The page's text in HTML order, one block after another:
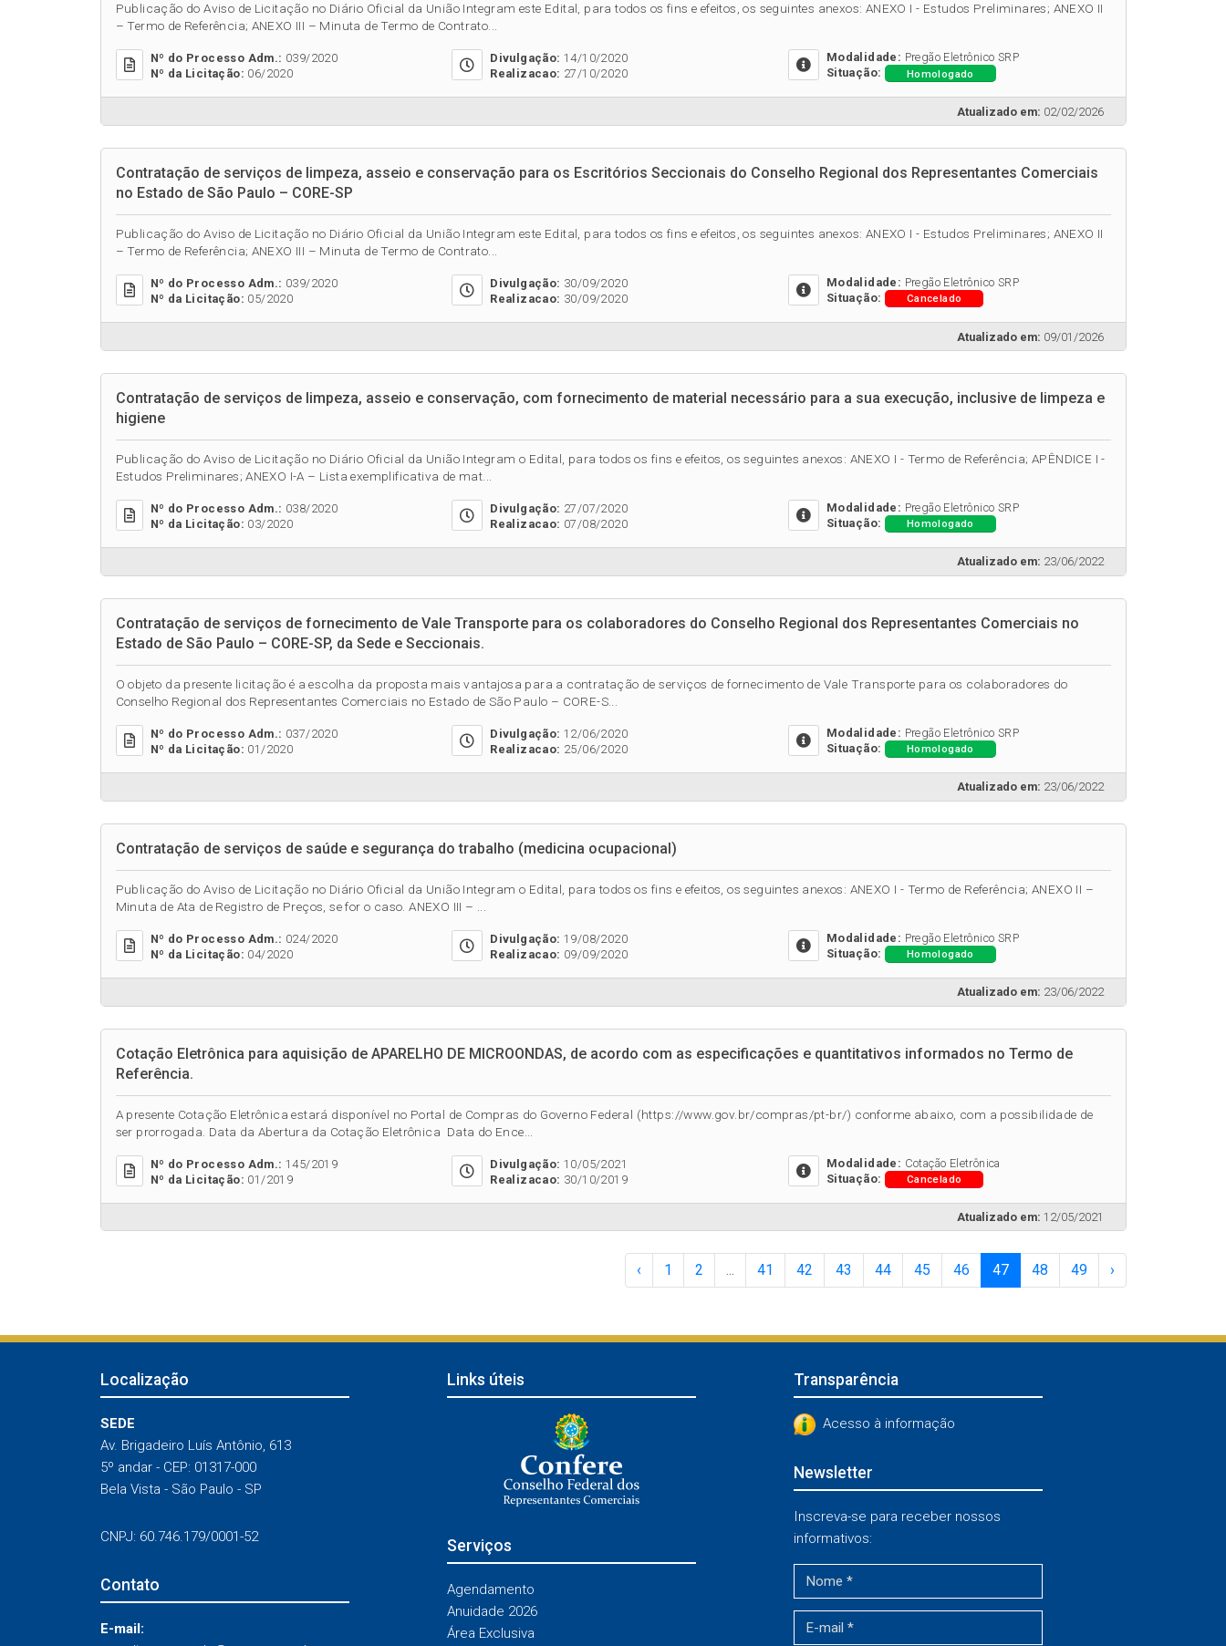
Publicação do Aviso de Licitação no Diário Oficial da União Integram este Edital, para todos os fins e efeitos, os seguintes anexos: ANEXO I - Estudos Preliminares; ANEXO II
– Termo de Referência; ANEXO III – Minuta de Termo de Contrato...
Nº do Processo Adm.: 039/2020
Nº da Licitação: 06/2020
Divulgação: 14/10/2020
Realizacao: 27/10/2020
Modalidade: Pregão Eletrônico SRP
Situação:
Homologado
Atualizado em: 02/02/2026
Contratação de serviços de limpeza, asseio e conservação para os Escritórios Seccionais do Conselho Regional dos Representantes Comerciais
no Estado de São Paulo – CORE-SP
Publicação do Aviso de Licitação no Diário Oficial da União Integram este Edital, para todos os fins e efeitos, os seguintes anexos: ANEXO I - Estudos Preliminares; ANEXO II
– Termo de Referência; ANEXO III – Minuta de Termo de Contrato...
Nº do Processo Adm.: 039/2020
Nº da Licitação: 05/2020
Divulgação: 30/09/2020
Realizacao: 30/09/2020
Modalidade: Pregão Eletrônico SRP
Situação:
Cancelado
Atualizado em: 09/01/2026
Contratação de serviços de limpeza, asseio e conservação, com fornecimento de material necessário para a sua execução, inclusive de limpeza e
higiene
Publicação do Aviso de Licitação no Diário Oficial da União Integram o Edital, para todos os fins e efeitos, os seguintes anexos: ANEXO I - Termo de Referência; APÊNDICE I -
Estudos Preliminares; ANEXO I-A – Lista exemplificativa de mat...
Nº do Processo Adm.: 038/2020
Nº da Licitação: 03/2020
Divulgação: 27/07/2020
Realizacao: 07/08/2020
Modalidade: Pregão Eletrônico SRP
Situação:
Homologado
Atualizado em: 23/06/2022
Contratação de serviços de fornecimento de Vale Transporte para os colaboradores do Conselho Regional dos Representantes Comerciais no
Estado de São Paulo – CORE-SP, da Sede e Seccionais.
O objeto da presente licitação é a escolha da proposta mais vantajosa para a contratação de serviços de fornecimento de Vale Transporte para os colaboradores do
Conselho Regional dos Representantes Comerciais no Estado de São Paulo – CORE-S...
Nº do Processo Adm.: 037/2020
Nº da Licitação: 01/2020
Divulgação: 12/06/2020
Realizacao: 25/06/2020
Modalidade: Pregão Eletrônico SRP
Situação:
Homologado
Atualizado em: 23/06/2022
Contratação de serviços de saúde e segurança do trabalho (medicina ocupacional)
Publicação do Aviso de Licitação no Diário Oficial da União Integram o Edital, para todos os fins e efeitos, os seguintes anexos: ANEXO I - Termo de Referência; ANEXO II –
Minuta de Ata de Registro de Preços, se for o caso. ANEXO III – ...
Nº do Processo Adm.: 024/2020
Nº da Licitação: 04/2020
Divulgação: 19/08/2020
Realizacao: 09/09/2020
Modalidade: Pregão Eletrônico SRP
Situação:
Homologado
Atualizado em: 23/06/2022
Cotação Eletrônica para aquisição de APARELHO DE MICROONDAS, de acordo com as especificações e quantitativos informados no Termo de
Referência.
A presente Cotação Eletrônica estará disponível no Portal de Compras do Governo Federal (https://www.gov.br/compras/pt-br/) conforme abaixo, com a possibilidade de
ser prorrogada. Data da Abertura da Cotação Eletrônica Data do Ence...
Nº do Processo Adm.: 145/2019
Nº da Licitação: 01/2019
Divulgação: 10/05/2021
Realizacao: 30/10/2019
Modalidade: Cotação Eletrônica
Situação:
Cancelado
Atualizado em: 12/05/2021
‹ 1 2 ... 41 42 43 44 45 46 47 48 49 ›
Localização
SEDE
Av. Brigadeiro Luís Antônio, 613
5º andar - CEP: 01317-000
Bela Vista - São Paulo - SP
CNPJ: 60.746.179/0001-52
Contato
E-mail:
Links úteis
Serviços
Agendamento
Anuidade 2026
Área Exclusiva
Transparência
Acesso à informação
Newsletter
Inscreva-se para receber nossos
informativos: